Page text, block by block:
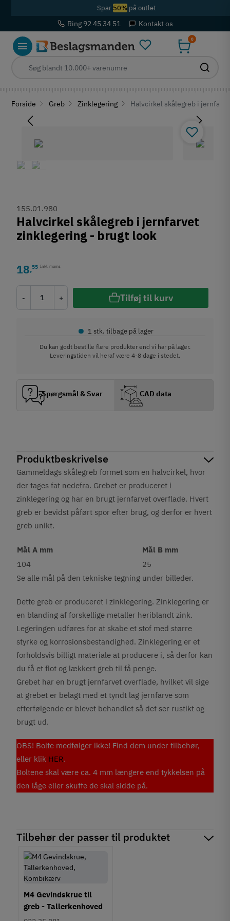
Spar 50%på outlet
Ring 92 45 34 51 Kontakt os
0
Forside Greb Zinklegering Halvcirkel skålegreb i
Produktbeskrivelse
Gammeldags skålegreb formet som en halvcirkel, hvor
der tages fat nedefra. Grebet er produceret i
zinklegering og har en brugt jernfarvet overflade. Hvert
greb er bevidst påført spor efter brug, og derfor er hvert
greb unikt.
Mål A mm
Mål B mm
104
25
Se alle mål på den tekniske tegning under billeder.
Dette greb er produceret i zinklegering. Zinklegering er
en blanding af forskellige metaller heriblandt zink.
Legeringen udføres for at skabe et stof med større
styrke og korrosionsbestandighed. Zinklegering er et
forholdsvis billigt materiale at producere i, så derfor kan
du få et flot og lækkert greb til få penge.
Grebet har en brugt jernfarvet overflade, hvilket vil sige
at grebet er belagt med et tyndt lag jernfarve som
efterfølgende er blevet behandlet så det ser rustikt og
brugt ud.
OBS! Bolte medfølger ikke! Find dem under tilbehør,
eller klik HER.
Boltene skal være ca. 4 mm længere end tykkelsen på
den låge eller skuffe de skal sidde på.
Tilbehør der passer til produktet
M4 Gevindskrue til
greb - Tallerkenhoved
- Krydskærv
155.01.980
Halvcirkel skålegreb i jernfarvet
zinklegering - brugt look
18,55 Inkl. moms
- + Tilføj til kurv
• 1 stk. tilbage på lager
Du kan godt bestille flere produkter end vi har på lager.
Leveringstiden vil heraf være 4-8 dage i stedet.
Spørgsmål & Svar CAD data